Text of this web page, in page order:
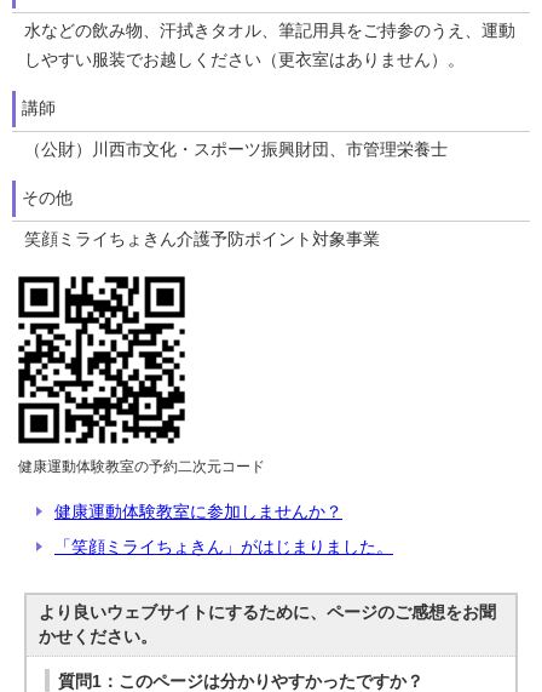
水などの飲み物、汗拭きタオル、筆記用具をご持参のうえ、運動
しやすい服装でお越しください（更衣室はありません）。
講師
（公財）川西市文化・スポーツ振興財団、市管理栄養士
その他
笑顔ミライちょきん介護予防ポイント対象事業
健康運動体験教室の予約二次元コード
健康運動体験教室に参加しませんか？
「笑顔ミライちょきん」がはじまりました。
より良いウェブサイトにするために、ページのご感想をお聞
かせください。
質問1：このページは分かりやすかったですか？